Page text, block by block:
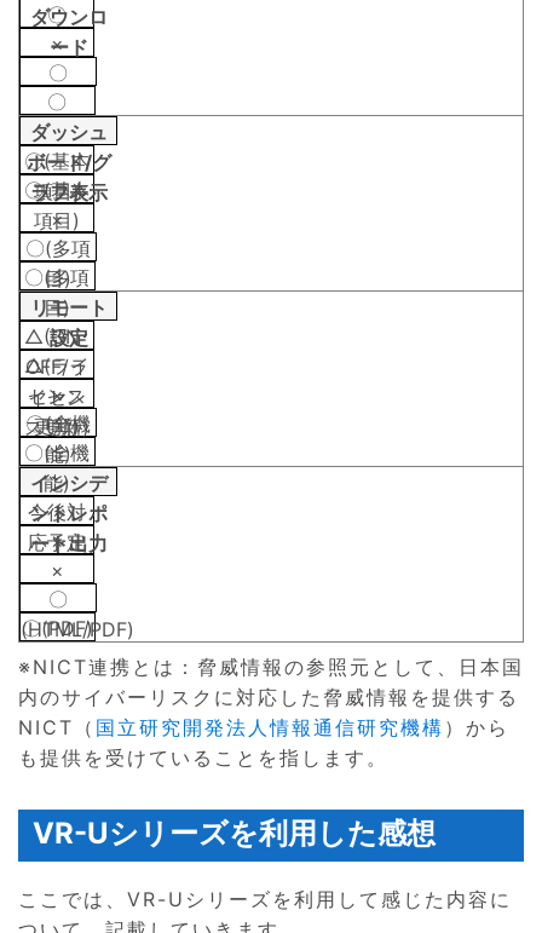
ダウンロ
ード
〇
×
〇
〇
ダッシュ
ボード/グ
ラフ表示
〇(基本
項目)
〇(基本
項目)
×
〇(多項
目)
〇(多項
目)
リモート
設定
△(ON･
OFF/ラ
イセン
ス更新)
△(ライ
センス
更新)
×
〇(全機
能)
〇(全機
能)
インシデ
ントレポ
ート出力
今後対
応予定
×
×
〇
(HTML/PDF)
〇(PDF)
※NICT連携とは：脅威情報の参照元として、日本国
内のサイバーリスクに対応した脅威情報を提供する
NICT（ 国立研究開発法人情報通信研究機構 ）から
も提供を受けていることを指します。
VR-Uシリーズを利用した感想
ここでは、VR-Uシリーズを利用して感じた内容に